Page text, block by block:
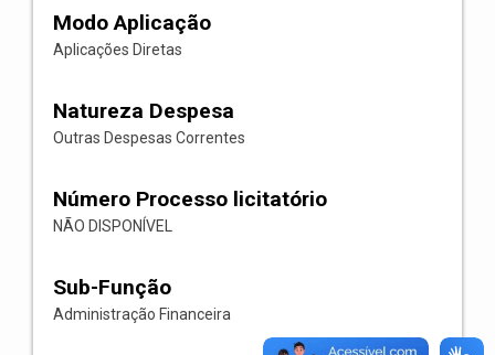
Modo Aplicação
Aplicações Diretas
Natureza Despesa
Outras Despesas Correntes
Número Processo licitatório
NÃO DISPONÍVEL
Sub-Função
Administração Financeira